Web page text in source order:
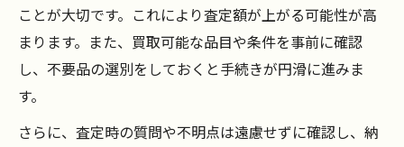
ことが大切です。これにより査定額が上がる可能性が高
まります。また、買取可能な品目や条件を事前に確認
し、不要品の選別をしておくと手続きが円滑に進みま
す。
さらに、査定時の質問や不明点は遠慮せずに確認し、納